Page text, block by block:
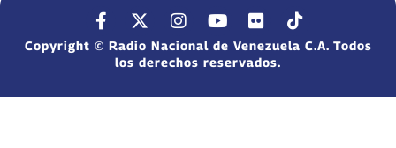
Copyright © Radio Nacional de Venezuela C.A. Todos
los derechos reservados.